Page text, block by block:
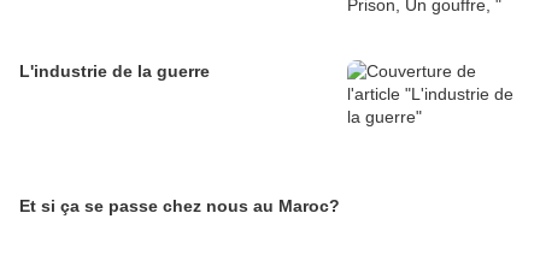
L'industrie de la guerre
Et si ça se passe chez nous au Maroc?